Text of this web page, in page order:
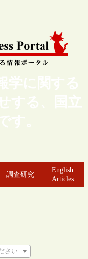
学に関する
する、国立
す。
調査研究
English
Articles
さい